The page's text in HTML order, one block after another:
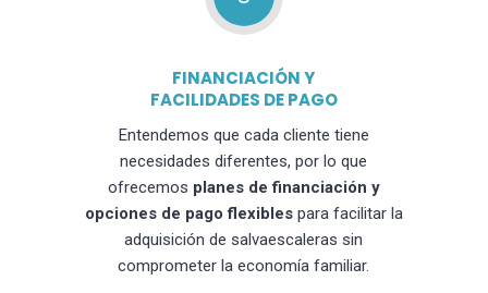
FINANCIACIÓN Y
FACILIDADES DE PAGO
Entendemos que cada cliente tiene
necesidades diferentes, por lo que
ofrecemos planes de financiación y
opciones de pago flexiblespara facilitar la
adquisición de salvaescaleras sin
comprometer la economía familiar.